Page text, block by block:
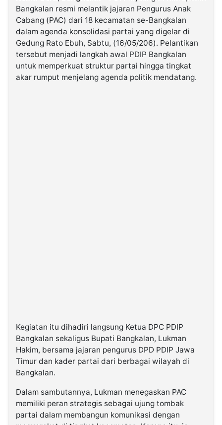
Kabarbaru.co
2026
Kabarbaru
Bangkalan resmi melantik jajaran Pengurus Anak
Cabang (PAC) dari 18 kecamatan se-Bangkalan
dalam agenda konsolidasi partai yang digelar di
Gedung Rato Ebuh, Sabtu, (16/05/206). Pelantikan
tersebut menjadi langkah awal PDIP Bangkalan
untuk memperkuat struktur partai hingga tingkat
akar rumput menjelang agenda politik mendatang.
Kegiatan itu dihadiri langsung Ketua DPC PDIP
Bangkalan sekaligus Bupati Bangkalan, Lukman
Hakim, bersama jajaran pengurus DPD PDIP Jawa
Timur dan kader partai dari berbagai wilayah di
Bangkalan.
Dalam sambutannya, Lukman menegaskan PAC
memiliki peran strategis sebagai ujung tombak
partai dalam membangun komunikasi dengan